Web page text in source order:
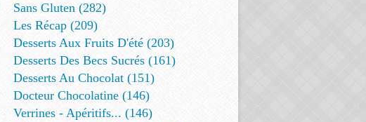
Sans Gluten (282)
Les Récap (209)
Desserts Aux Fruits D'été (203)
Desserts Des Becs Sucrés (161)
Desserts Au Chocolat (151)
Docteur Chocolatine (146)
Verrines - Apéritifs... (146)